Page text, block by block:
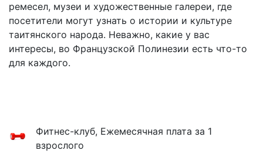
ремесел, музеи и художественные галереи, где
посетители могут узнать о истории и культуре
таитянского народа. Неважно, какие у вас
интересы, во Французской Полинезии есть что-то
для каждого.
Фитнес-клуб, Ежемесячная плата за 1
взрослого